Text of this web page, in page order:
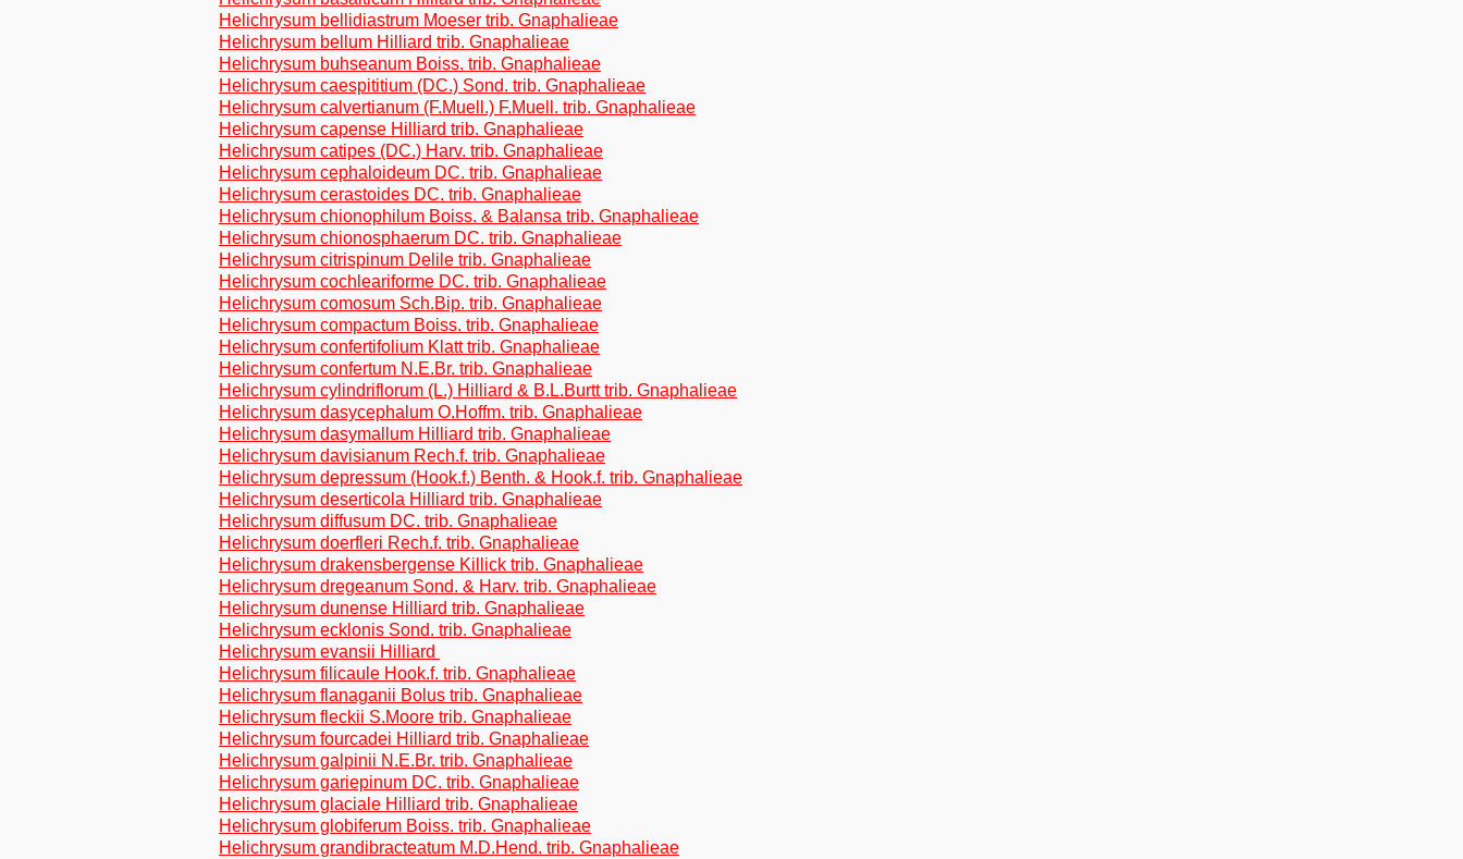
Helichrysum bellidiastrum Moeser trib. Gnaphalieae
Helichrysum bellum Hilliard trib. Gnaphalieae
Helichrysum buhseanum Boiss. trib. Gnaphalieae
Helichrysum caespititium (DC.) Sond. trib. Gnaphalieae
Helichrysum calvertianum (F.Muell.) F.Muell. trib. Gnaphalieae
Helichrysum capense Hilliard trib. Gnaphalieae
Helichrysum catipes (DC.) Harv. trib. Gnaphalieae
Helichrysum cephaloideum DC. trib. Gnaphalieae
Helichrysum cerastoides DC. trib. Gnaphalieae
Helichrysum chionophilum Boiss. & Balansa trib. Gnaphalieae
Helichrysum chionosphaerum DC. trib. Gnaphalieae
Helichrysum citrispinum Delile trib. Gnaphalieae
Helichrysum cochleariforme DC. trib. Gnaphalieae
Helichrysum comosum Sch.Bip. trib. Gnaphalieae
Helichrysum compactum Boiss. trib. Gnaphalieae
Helichrysum confertifolium Klatt trib. Gnaphalieae
Helichrysum confertum N.E.Br. trib. Gnaphalieae
Helichrysum cylindriflorum (L.) Hilliard & B.L.Burtt trib. Gnaphalieae
Helichrysum dasycephalum O.Hoffm. trib. Gnaphalieae
Helichrysum dasymallum Hilliard trib. Gnaphalieae
Helichrysum davisianum Rech.f. trib. Gnaphalieae
Helichrysum depressum (Hook.f.) Benth. & Hook.f. trib. Gnaphalieae
Helichrysum deserticola Hilliard trib. Gnaphalieae
Helichrysum diffusum DC. trib. Gnaphalieae
Helichrysum doerfleri Rech.f. trib. Gnaphalieae
Helichrysum drakensbergense Killick trib. Gnaphalieae
Helichrysum dregeanum Sond. & Harv. trib. Gnaphalieae
Helichrysum dunense Hilliard trib. Gnaphalieae
Helichrysum ecklonis Sond. trib. Gnaphalieae
Helichrysum evansii Hilliard
Helichrysum filicaule Hook.f. trib. Gnaphalieae
Helichrysum flanaganii Bolus trib. Gnaphalieae
Helichrysum fleckii S.Moore trib. Gnaphalieae
Helichrysum fourcadei Hilliard trib. Gnaphalieae
Helichrysum galpinii N.E.Br. trib. Gnaphalieae
Helichrysum gariepinum DC. trib. Gnaphalieae
Helichrysum glaciale Hilliard trib. Gnaphalieae
Helichrysum globiferum Boiss. trib. Gnaphalieae
Helichrysum grandibracteatum M.D.Hend. trib. Gnaphalieae